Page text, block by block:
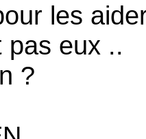
les
pas eux ..
?